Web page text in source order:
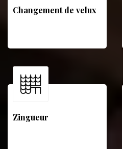
Changement de velux
Zingueur